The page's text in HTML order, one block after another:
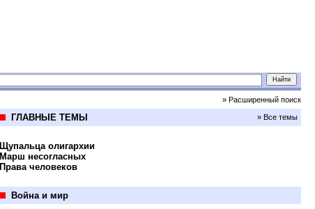
» Расширенный поиск
ГЛАВНЫЕ ТЕМЫ » Все темы
Щупальца олигархии
Марш несогласных
Права человеков
Война и мир